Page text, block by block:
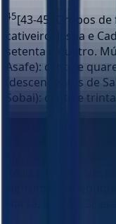
45[43-45] Grupos
cativeiro: Jesua e
setenta e quatro.
Asafe): cento e
(descendentes de
Sobai): cento e
[46-56] Grupos
que voltaram do
Sia, Padom,
Reaías, Rezim,
Nefisim,
Harsa, Barcôs,